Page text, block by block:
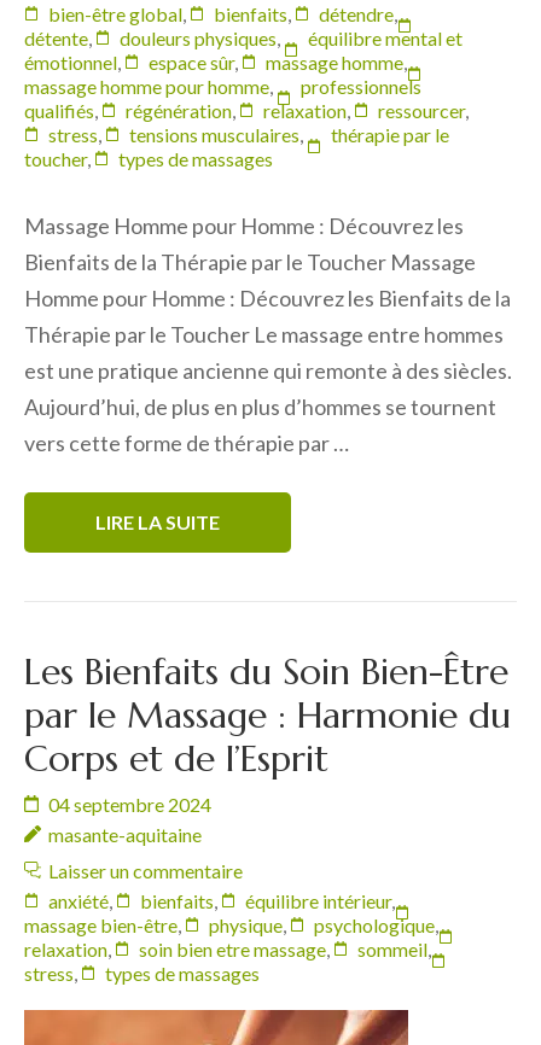
bien-être global
bienfaits détendre
détente
douleurs physiques
équilibre mental et
émotionnel
espace sûr, massage homme
massage homme pour homme
professionnels
qualifiés
régénération relaxation ressourcer,
stress
tensions musculaires
thérapie par le
toucher, types de massages
Massage Homme pour Homme : Découvrez les
Bienfaits de la Thérapie par le Toucher Massage
Homme pour Homme : Découvrez les Bienfaits de la
Thérapie par le Toucher Le massage entre hommes
est une pratique ancienne qui remonte à des siècles.
Aujourd’hui, de plus en plus d’hommes se tournent
vers cette forme de thérapie par …
LIRE LA SUITE
Les Bienfaits du Soin Bien-Être
par le Massage : Harmonie du
Corps et de l’Esprit
04 septembre 2024
masante-aquitaine
Laisser un commentaire
anxiété
bienfaits équilibre intérieur,
massage bien-être
physique psychologique
relaxation
soin bien etre massage sommeil
stress
types de massages